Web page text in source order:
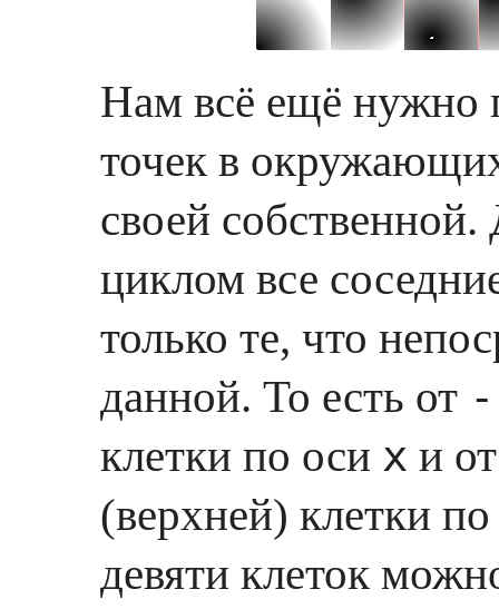
Нам всё ещё нужно
точек в
своей
циклом все
только те, что
данной. То есть от
клетки по оси x и
(верхней) клетки
девяти клеток